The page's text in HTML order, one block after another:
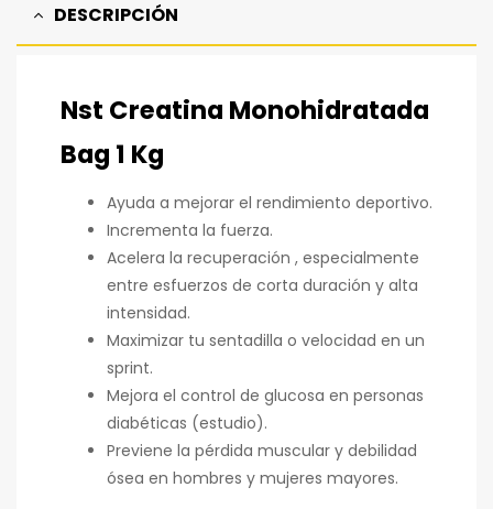
DESCRIPCIÓN
Nst Creatina Monohidratada
Bag 1 Kg
Ayuda a mejorar el rendimiento deportivo.
Incrementa la fuerza.
Acelera la recuperación , especialmente
entre esfuerzos de corta duración y alta
intensidad.
Maximizar tu sentadilla o velocidad en un
sprint.
Mejora el control de glucosa en personas
diabéticas (estudio).
Previene la pérdida muscular y debilidad
ósea en hombres y mujeres mayores.